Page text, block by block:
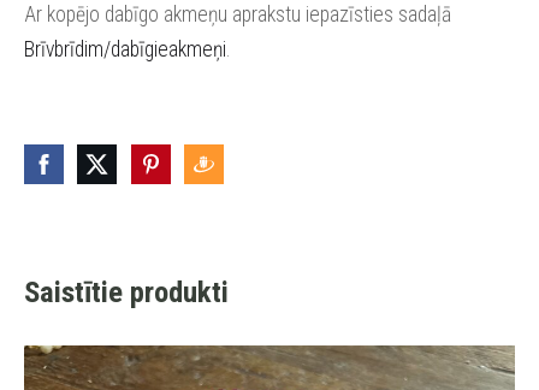
Ar kopējo dabīgo akmeņu aprakstu iepazīsties sadaļā
Brīvbrīdim/dabīgieakmeņi
Saistītie produkti